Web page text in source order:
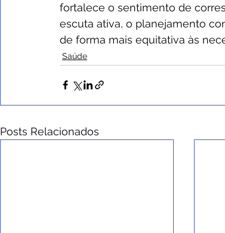
fortalece o sentimento de
escuta ativa, o planejamento
de forma mais equitativa às
Saúde
Posts Relacionados